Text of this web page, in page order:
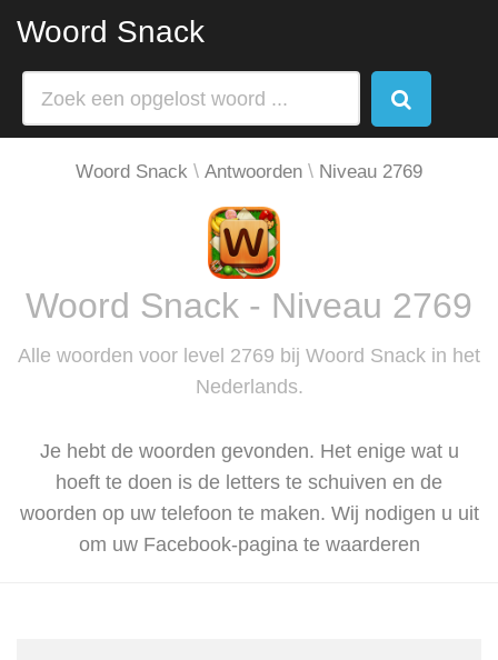
Woord Snack
Woord Snack Antwoorden Niveau 2769
Woord Snack - Niveau 2769
Alle woorden voor level 2769 bij Woord Snack in het
Nederlands.
Je hebt de woorden gevonden. Het enige wat u
hoeft te doen is de letters te schuiven en de
woorden op uw telefoon te maken. Wij nodigen u uit
om uw Facebook-pagina te waarderen